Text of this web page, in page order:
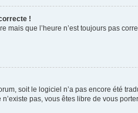
!
mais que l’heure n’est toujours pas
soit le logiciel n’a pas encore été
pas, vous êtes libre de vous